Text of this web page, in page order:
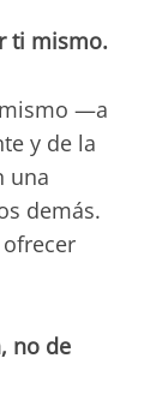
ti mismo.
—a
y de la
una
demás.
no de